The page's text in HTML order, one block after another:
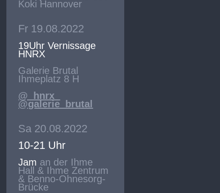
Koki Hannover
Fr 19.08.2022
19Uhr Vernissage
HNRX
Galerie Brutal
Ihmeplatz 8 H
@_hnrx_
@galerie_brutal
Sa 20.08.2022
10-21 Uhr
Jam an der Ihme
Hall & Ihme Zentrum
& Benno-Ohnesorg-
Brücke